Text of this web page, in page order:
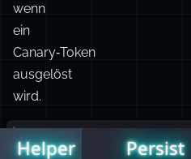
wenn
ein
Canary‑Token
ausgelöst
wird.
Helper
Persist